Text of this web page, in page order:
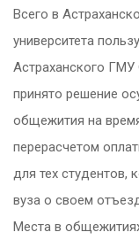
Всего в
университета
Астраханского
принято решение
общежития на
перерасчетом
для тех студентов,
вуза о своем
Места в